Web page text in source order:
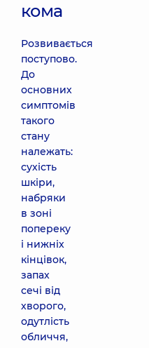
кома
Розвивається
поступово.
До
основних
симптомів
такого
стану
належать:
сухість
шкіри,
набряки
в зоні
попереку
і нижніх
кінцівок,
запах
сечі від
хворого,
одутлість
обличчя,